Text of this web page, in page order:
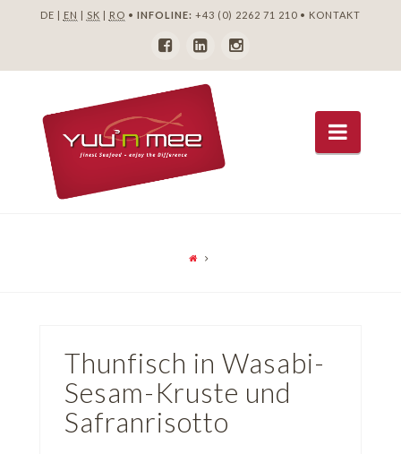
DE | EN | SK | RO • INFOLINE: +43 (0) 2262 71 210• KONTAKT
Thunfisch in Wasabi-
Sesam-Kruste und
Safranrisotto